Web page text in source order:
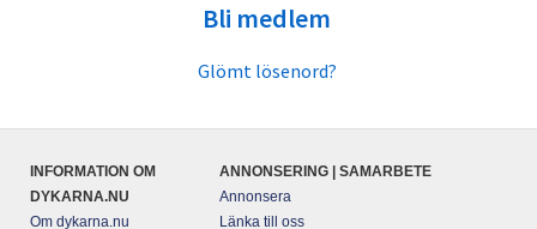
Bli medlem
Glömt lösenord?
INFORMATION OM
DYKARNA.NU
Om dykarna.nu
ANNONSERING | SAMARBETE
Annonsera
Länka till oss